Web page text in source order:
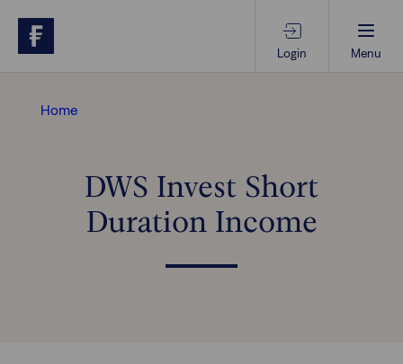
Login Menu
Beratungs-Tools
Anlagestrategien
Home
DWS Invest Short
Duration Income